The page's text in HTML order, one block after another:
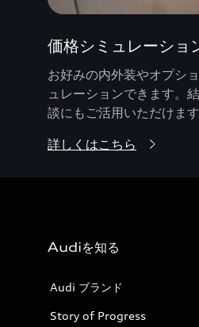
価格シミュレーショ
お好みの内外装やオプシ
ュレーションできます。
談にもご活用いただけます
詳しくはこちら
Audiを知る
Audi ブランド
Story of Progress